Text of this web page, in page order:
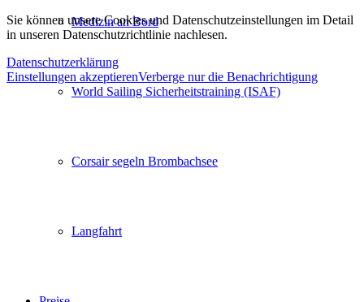
Medizin an Bord
World Sailing Sicherheitstraining (ISAF)
Corsair segeln Brombachsee
Langfahrt
Sie können unsere Cookies und Datenschutzeinstellungen im Detail
in unseren Datenschutzrichtlinie nachlesen.
Datenschutzerklärung
Einstellungen akzeptierenVerberge nur die Benachrichtigung